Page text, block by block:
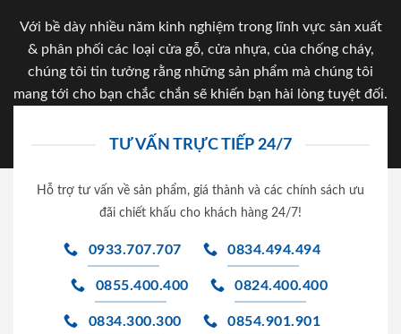
Với bề dày nhiều năm kinh nghiệm trong lĩnh vực sản xuất
& phân phối các loại cửa gỗ, cửa nhựa, của chống cháy,
chúng tôi tin tưởng rằng những sản phẩm mà chúng tôi
mang tới cho bạn chắc chắn sẽ khiến bạn hài lòng tuyệt đối.
TƯ VẤN TRỰC TIẾP 24/7
Hỗ trợ tư vấn về sản phẩm, giá thành và các chính sách ưu
đãi chiết khấu cho khách hàng 24/7!
0933.707.707 0834.494.494
0855.400.400 0824.400.400
0834.300.300 0854.901.901